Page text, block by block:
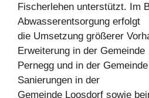
Fischerlehen unterstützt. Im
Abwasserentsorgung erfolgt
die Umsetzung größerer
Erweiterung in der Gemeinde
Pernegg und in der
Sanierungen in der
Gemeinde Loosdorf sowie